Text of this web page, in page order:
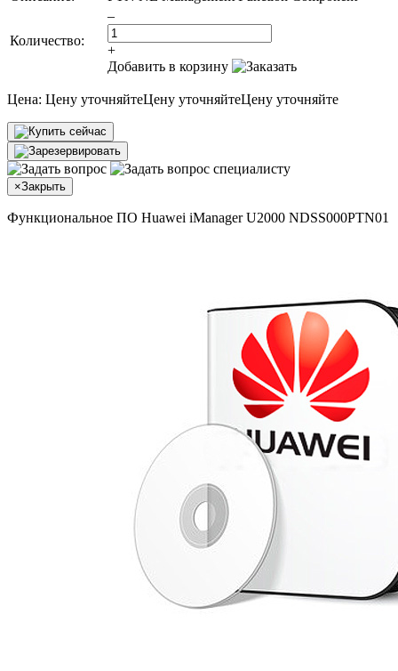
Количество:
–
+
Добавить в корзину
Цена: Цену уточняйтеЦену уточняйтеЦену уточняйте
×Закрыть
Функциональное ПО Huawei iManager U2000 NDSS000PTN01